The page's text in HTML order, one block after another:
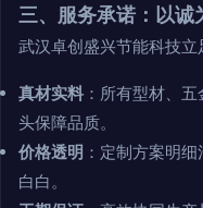
三、服务承诺：以诚
武汉卓创盛兴节能科技立
真材实料 ：所有型材、
头保障品质。
价格透明 ：定制方案明
白白。